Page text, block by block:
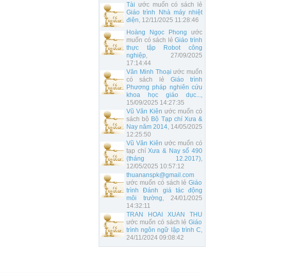
Tài ước muốn có sách lẻ
Giáo trình Nhà máy nhiệt
điện, 12/11/2025 11:28:46
Hoàng Ngọc Phong ước
muốn có sách lẻGiáo trình
thực tập Robot công
nghiệp, 27/09/2025
17:14:44
Văn Minh Thoại ước muốn
có sách lẻ Giáo trình
Phương pháp nghiên cứu
khoa học giáo dục...,
15/09/2025 14:27:35
Vũ Văn Kiên ước muốn có
sách bộ Bộ Tạp chí Xưa &
Nay năm 2014, 14/05/2025
12:25:50
Vũ Văn Kiên ước muốn có
tạp chíXưa & Nay số 490
(tháng 12.2017),
12/05/2025 10:57:12
thuananspk@gmail.com
ước muốn có sách lẻGiáo
trình Đánh giá tác động
môi trường, 24/01/2025
14:32:11
TRAN HOAI XUAN THU
ước muốn có sách lẻGiáo
trình ngôn ngữ lập trình C,
24/11/2024 09:08:42